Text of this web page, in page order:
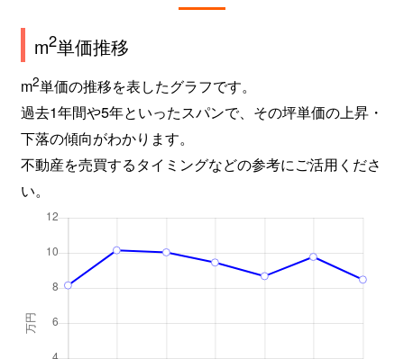
m2単価推移
m2単価の推移を表したグラフです。
過去1年間や5年といったスパンで、その坪単価の上昇・
下落の傾向がわかります。
不動産を売買するタイミングなどの参考にご活用くださ
い。